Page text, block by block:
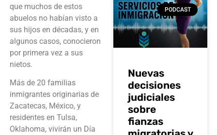
que muchos de estos
abuelos no habían visto a
sus hijos en décadas, y en
algunos casos, conocieron
por primera vez a sus
nietos.
Más de 20 familias
inmigrantes originarias de
Zacatecas, México, y
residentes en Tulsa,
Oklahoma, vivirán un Día
PODCAST
Nuevas
decisiones
judiciales
sobre
fianzas